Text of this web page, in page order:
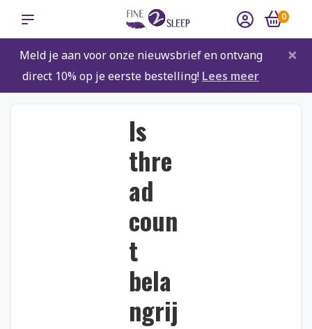
0
Meld je aan voor onze nieuwsbrief en ontvang
direct 10% op je eerste bestelling! Lees meer
×
Is
thre
ad
coun
t
bela
ngrij